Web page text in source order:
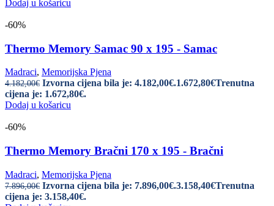
Dodaj u košaricu
-60%
Thermo Memory Samac 90 x 195 - Samac
Madraci, Memorijska Pjena
4.182,00€ Izvorna cijena bila je: 4.182,00€.1.672,80€Trenutna
cijena je: 1.672,80€.
Dodaj u košaricu
-60%
Thermo Memory Bračni 170 x 195 - Bračni
Madraci, Memorijska Pjena
7.896,00€ Izvorna cijena bila je: 7.896,00€.3.158,40€Trenutna
cijena je: 3.158,40€.